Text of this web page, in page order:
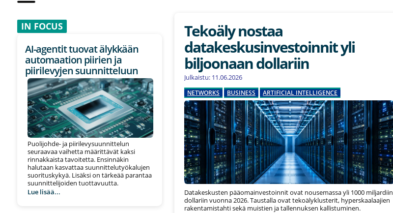
IN FOCUS
AI-agentit tuovat älykkään
automaation piirien ja
piirilevyjen suunnitteluun
Puolijohde- ja piirilevysuunnittelun
seuraavaa vaihetta määrittävät kaksi
rinnakkaista tavoitetta. Ensinnäkin
halutaan kasvattaa suunnittelutyökalujen
suorituskykyä. Lisäksi on tärkeää parantaa
suunnittelijoiden tuottavuutta.
Lue lisää...
Tekoäly nostaa
datakeskusinvestoinnit yli
biljoonaan dollariin
Julkaistu: 11.06.2026
NETWORKS BUSINESS ARTIFICIAL INTELLIGENCE
Datakeskusten pääomainvestoinnit ovat nousemassa yli 1000 miljardiin
dollariin vuonna 2026. Taustalla ovat tekoälyklusterit, hyperskaalaajien
rakentamistahti sekä muistien ja tallennuksen kallistuminen.